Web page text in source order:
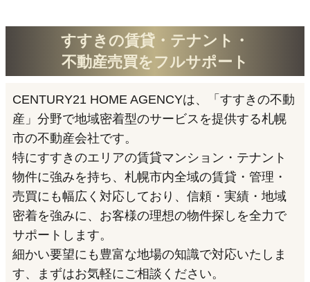
すすきの賃貸・テナント・
不動産売買をフルサポート
CENTURY21 HOME AGENCYは、「すすきの不動
産」分野で地域密着型のサービスを提供する札幌
市の不動産会社です。
特にすすきのエリアの賃貸マンション・テナント
物件に強みを持ち、札幌市内全域の賃貸・管理・
売買にも幅広く対応しており、信頼・実績・地域
密着を強みに、お客様の理想の物件探しを全力で
サポートします。
細かい要望にも豊富な地場の知識で対応いたしま
す、まずはお気軽にご相談ください。